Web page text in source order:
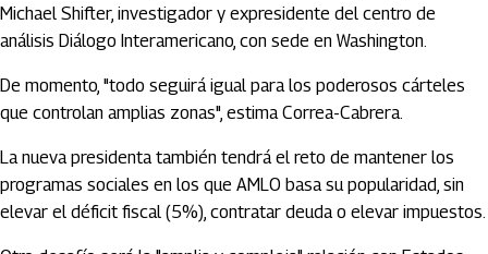
Michael Shifter, investigador y expresidente del centro de
análisis Diálogo Interamericano, con sede en Washington.
De momento, "todo seguirá igual para los poderosos cárteles
que controlan amplias zonas", estima Correa-Cabrera.
La nueva presidenta también tendrá el reto de mantener los
programas sociales en los que AMLO basa su popularidad, sin
elevar el déficit fiscal (5%), contratar deuda o elevar impuestos.